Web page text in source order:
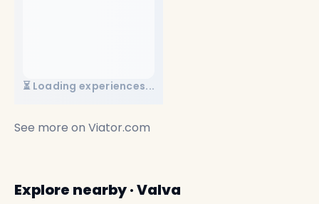
⏳ Loading experiences...
See more on Viator.com
Explore nearby · Valva